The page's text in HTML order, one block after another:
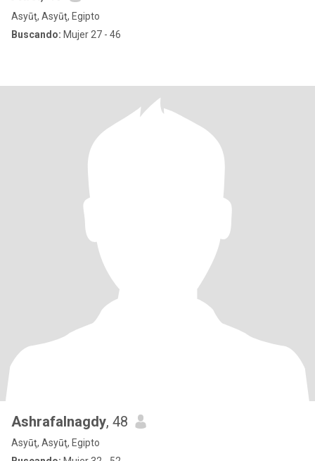
Asyūţ, Asyūţ, Egipto
Buscando: Mujer 27 - 46
Ashrafalnagdy, 48
Asyūţ, Asyūţ, Egipto